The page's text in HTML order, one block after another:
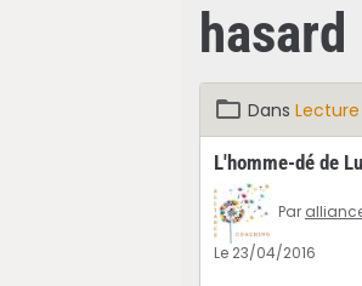
hasard
Dans Lecture
L'homme-dé de
Par
Le 23/04/2016